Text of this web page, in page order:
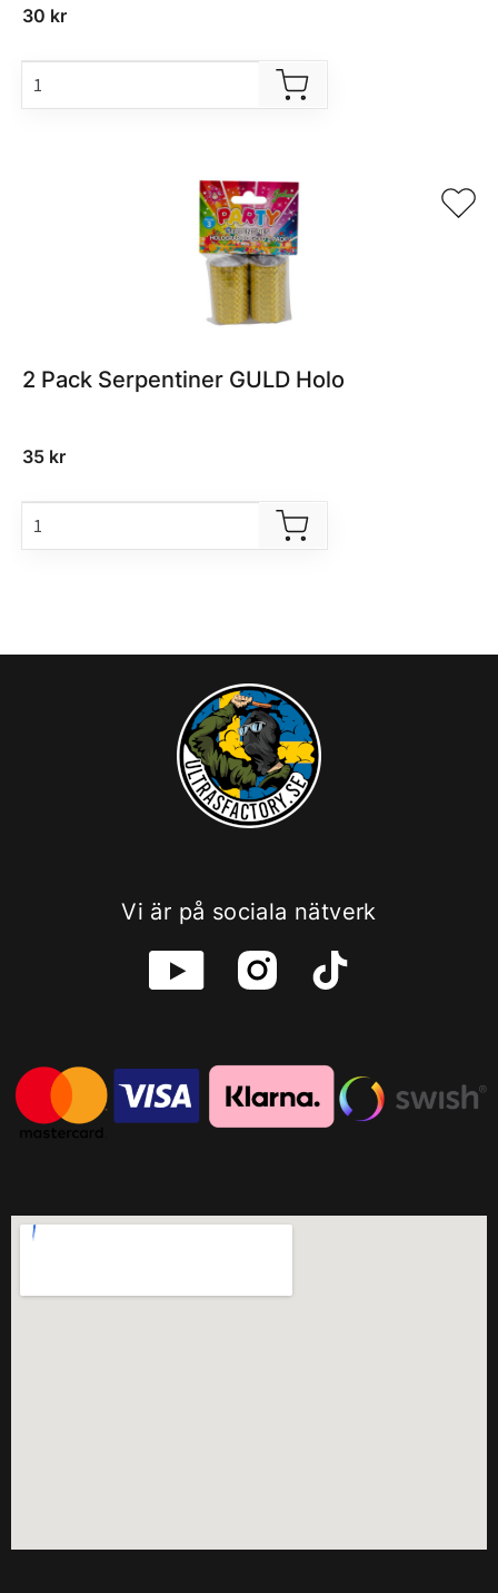
30 kr
2 Pack Serpentiner GULD Holo
35 kr
Vi är på sociala nätverk